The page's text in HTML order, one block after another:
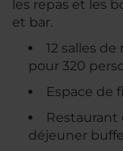
les repas et les
et bar.
12 salles
pour 320
Espace de
déjeuner